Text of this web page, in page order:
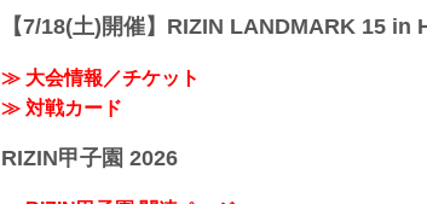
【7/18(土)開催】RIZIN LANDMARK 15 in
≫ 大会情報／チケット
≫ 対戦カード
RIZIN甲子園 2026